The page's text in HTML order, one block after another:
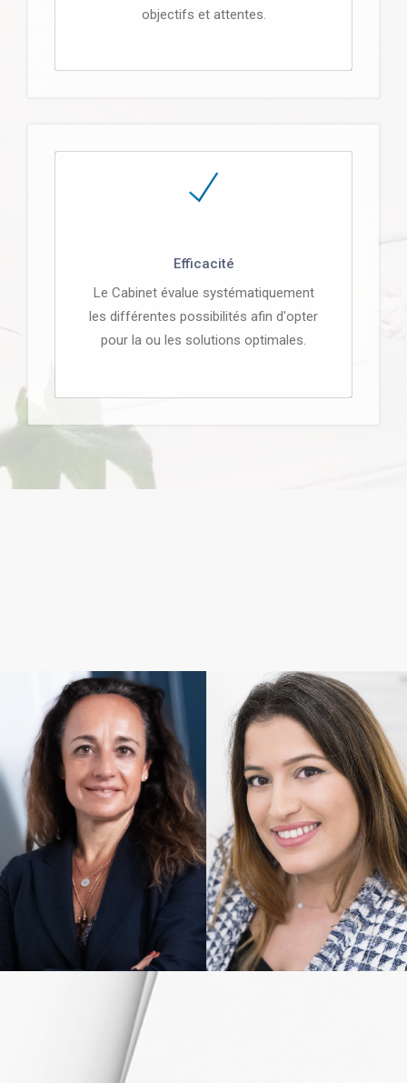
objectifs et attentes.
Efficacité
Le Cabinet évalue systématiquement
les différentes possibilités afin d'opter
pour la ou les solutions optimales.